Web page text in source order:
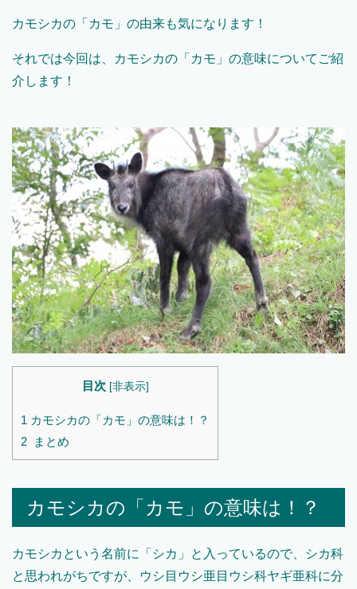
カモシカの「カモ」の由来も気になります！
それでは今回は、カモシカの「カモ」の意味についてご紹
介します！
目次 [非表示]
1 カモシカの「カモ」の意味は！？
2 まとめ
カモシカの「カモ」の意味は！？
カモシカという名前に「シカ」と入っているので、シカ科
と思われがちですが、ウシ目ウシ亜目ウシ科ヤギ亜科に分